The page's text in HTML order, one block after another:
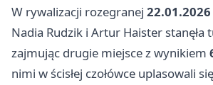
W rywalizacji rozegranej 22.01.2026
Nadia Rudzik i Artur Haister stanęła
zajmując drugie miejsce z wynikiem
nimi w ścisłej czołówce uplasowali